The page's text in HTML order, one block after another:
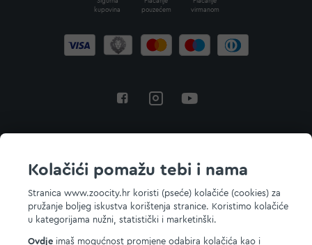
Kolačići pomažu tebi i nama
Stranica www.zoocity.hr koristi (pseće) kolačiće (cookies) za
pružanje boljeg iskustva korištenja stranice. Koristimo kolačiće
u kategorijama nužni, statistički i marketinški.
Ovdje imaš mogućnost promjene odabira kolačića kao i
Sigurna
kupovina
Plaćanje
pouzećem
Plaćanje
virmanom
© 2026 ZOOCITY. Sva prava zadržana.